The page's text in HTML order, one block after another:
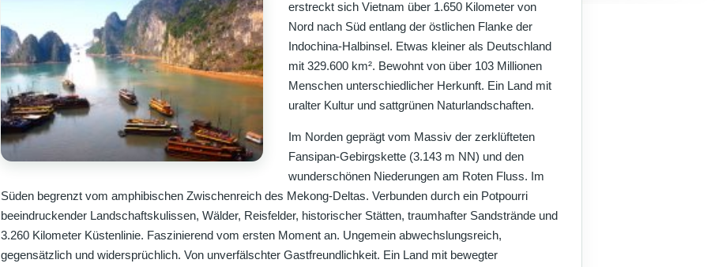
erstreckt sich Vietnam über 1.650 Kilometer von
Nord nach Süd entlang der östlichen Flanke der
Indochina-Halbinsel. Etwas kleiner als Deutschland
mit 329.600 km². Bewohnt von über 103 Millionen
Menschen unterschiedlicher Herkunft. Ein Land mit
uralter Kultur und sattgrünen Naturlandschaften.
Im Norden geprägt vom Massiv der zerklüfteten
Fansipan-Gebirgskette (3.143 m NN) und den
wunderschönen Niederungen am Roten Fluss. Im
Süden begrenzt vom amphibischen Zwischenreich des Mekong-Deltas. Verbunden durch ein Potpourri
beeindruckender Landschaftskulissen, Wälder, Reisfelder, historischer Stätten, traumhafter Sandstrände und
3.260 Kilometer Küstenlinie. Faszinierend vom ersten Moment an. Ungemein abwechslungsreich,
gegensätzlich und widersprüchlich. Von unverfälschter Gastfreundlichkeit. Ein Land mit bewegter